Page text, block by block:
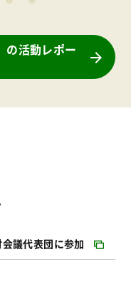
の活動レポー
議代表団に参加